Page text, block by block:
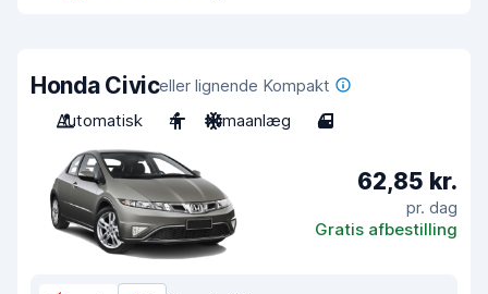
Honda Civiceller lignende Kompakt
Automatisk
4 Klimaanlæg 4
62,85 kr.
pr. dag
Gratis afbestilling